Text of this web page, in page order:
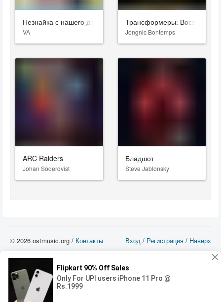
Незнайка с нашего двора
VA
Трансформеры:
Jongnic Bontemps
ARC Raiders
Johan Söderqvist
Бладшот
Steve Jablonsky
Вход / Регистрация / Наверх
© 2026 ostmusic.org / Контакты
можете использовать такие материалы только в том в случае, если
использование производится с ознакомительными целями - для прочих целей
вы должны приобрести лицензионную запись.